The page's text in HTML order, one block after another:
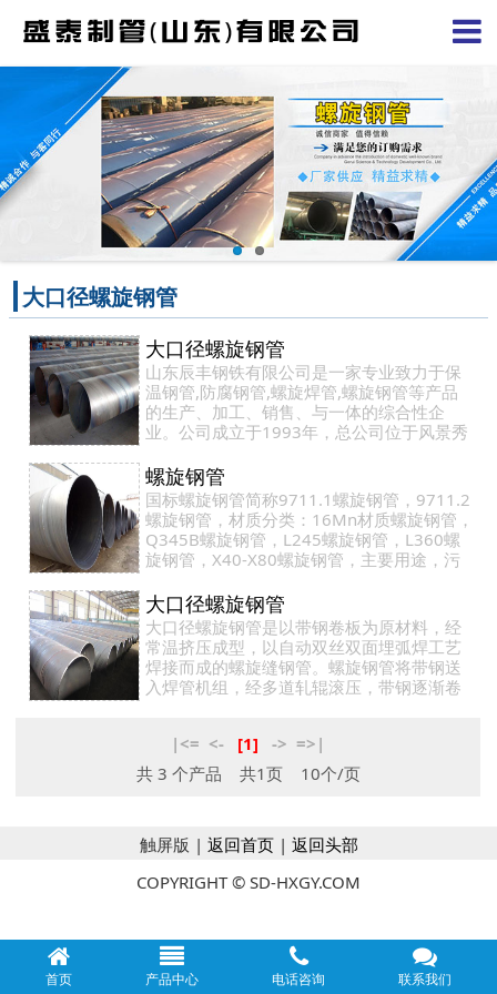
首页 产品中心 电话咨询 联系我们
大口径螺旋钢管
大口径螺旋钢管
山东辰丰钢铁有限公司是一家专业致力于保
温钢管,防腐钢管,螺旋焊管,螺旋钢管等产品
的生产、加工、销售、与一体的综合性企
业。公司成立于1993年，总公司位于风景秀
地3万余㎡…
螺旋钢管
国标螺旋钢管简称9711.1螺旋钢管，9711.2
螺旋钢管，材质分类：16Mn材质螺旋钢管，
Q345B螺旋钢管，L245螺旋钢管，L360螺
旋钢管，X40-X80螺旋钢管，主要用途，污
厂用螺旋钢管…
大口径螺旋钢管
大口径螺旋钢管是以带钢卷板为原材料，经
常温挤压成型，以自动双丝双面埋弧焊工艺
焊接而成的螺旋缝钢管。螺旋钢管将带钢送
入焊管机组，经多道轧辊滚压，带钢逐渐卷
|<= <- [1] -> =>|
共 3 个产品
共1页 10个/页
触屏版 | 返回首页| 返回头部
COPYRIGHT © SD-HXGY.COM